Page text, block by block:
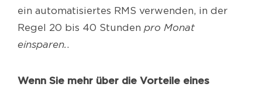
ein automatisiertes RMS verwenden, in der
Regel 20 bis 40 Stunden pro Monat
einsparen..
Wenn Sie mehr über die Vorteile eines